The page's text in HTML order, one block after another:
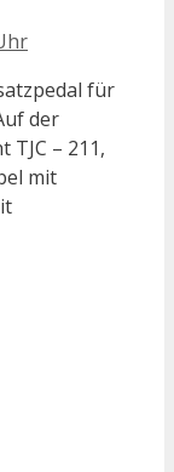
für
der
TJC – 211,
mit